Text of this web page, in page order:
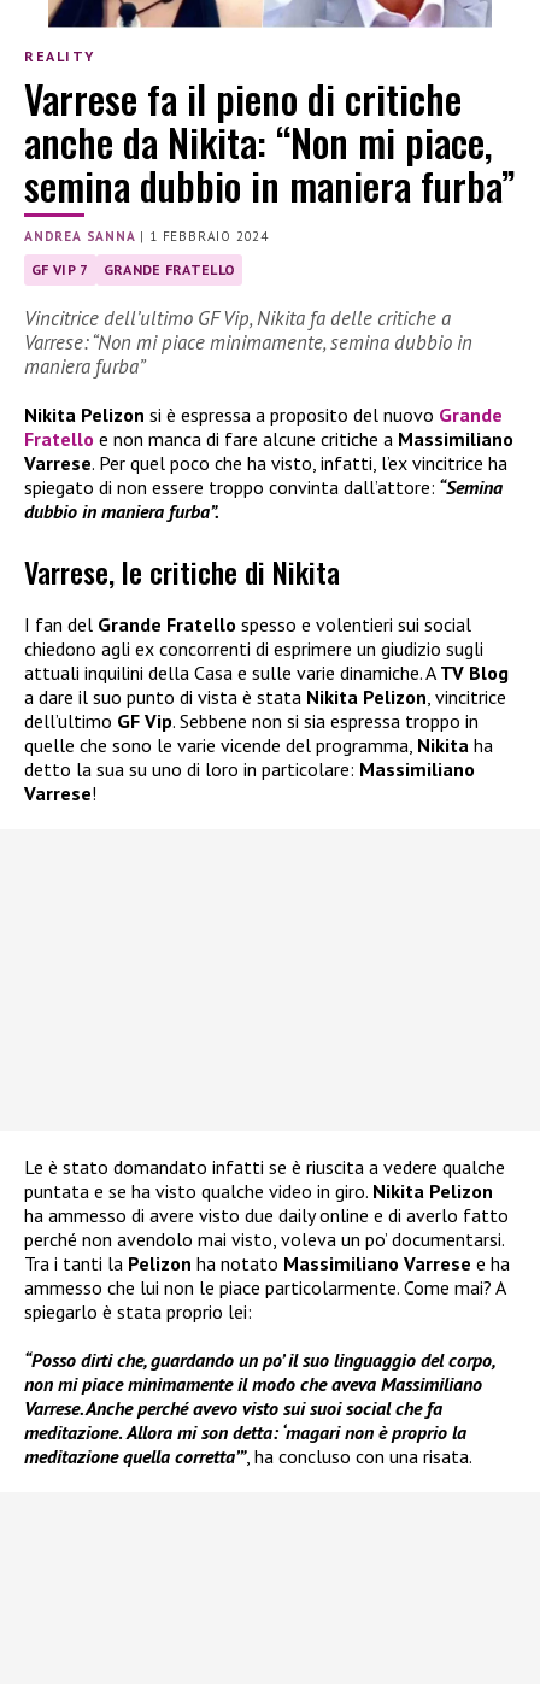
REALITY
Varrese fa il pieno di critiche
anche da Nikita: “Non mi piace,
semina dubbio in maniera furba”
ANDREA SANNA | 1 FEBBRAIO 2024
GF VIP 7 GRANDE FRATELLO
Vincitrice dell’ultimo GF Vip, Nikita fa delle critiche a
Varrese: “Non mi piace minimamente, semina dubbio in
maniera furba”
Nikita Pelizon si è espressa a proposito del nuovo Grande
Fratello e non manca di fare alcune critiche a Massimiliano
Varrese. Per quel poco che ha visto, infatti, l’ex vincitrice ha
spiegato di non essere troppo convinta dall’attore: “Semina
dubbio in maniera furba”.
Varrese, le critiche di Nikita
I fan del Grande Fratello spesso e volentieri sui social
chiedono agli ex concorrenti di esprimere un giudizio sugli
attuali inquilini della Casa e sulle varie dinamiche. A TV Blog
a dare il suo punto di vista è stata Nikita Pelizon , vincitrice
dell’ultimo GF Vip. Sebbene non si sia espressa troppo in
quelle che sono le varie vicende del programma, Nikita ha
detto la sua su uno di loro in particolare: Massimiliano
Varrese!
Le è stato domandato infatti se è riuscita a vedere qualche
puntata e se ha visto qualche video in giro. Nikita Pelizon
ha ammesso di avere visto due daily online e di averlo fatto
perché non avendolo mai visto, voleva un po’ documentarsi.
Tra i tanti la Pelizon ha notato Massimiliano Varrese e ha
ammesso che lui non le piace particolarmente. Come mai? A
spiegarlo è stata proprio lei:
“Posso dirti che, guardando un po’ il suo linguaggio del corpo,
non mi piace minimamente il modo che aveva Massimiliano
Varrese. Anche perché avevo visto sui suoi social che fa
meditazione. Allora mi son detta: ‘magari non è proprio la
meditazione quella corretta’”, ha concluso con una risata.